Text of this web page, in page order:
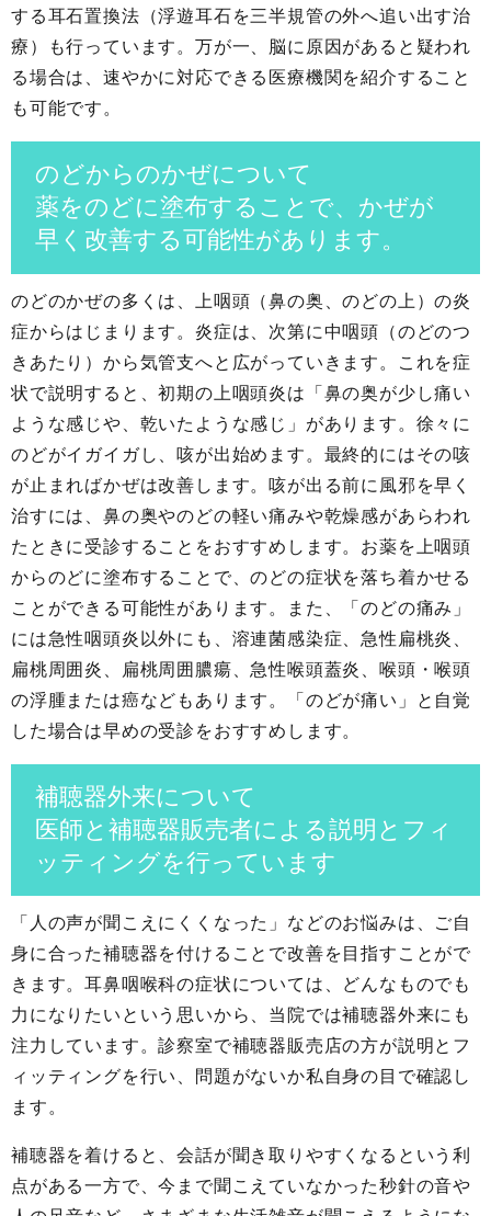
する耳石置換法（浮遊耳石を三半規管の外へ追い出す治
療）も行っています。万が一、脳に原因があると疑われ
る場合は、速やかに対応できる医療機関を紹介すること
も可能です。
のどからのかぜについて
薬をのどに塗布することで、かぜが
早く改善する可能性があります。
のどのかぜの多くは、上咽頭（鼻の奥、のどの上）の炎
症からはじまります。炎症は、次第に中咽頭（のどのつ
きあたり）から気管支へと広がっていきます。これを症
状で説明すると、初期の上咽頭炎は「鼻の奥が少し痛い
ような感じや、乾いたような感じ」があります。徐々に
のどがイガイガし、咳が出始めます。最終的にはその咳
が止まればかぜは改善します。咳が出る前に風邪を早く
治すには、鼻の奥やのどの軽い痛みや乾燥感があらわれ
たときに受診することをおすすめします。お薬を上咽頭
からのどに塗布することで、のどの症状を落ち着かせる
ことができる可能性があります。また、「のどの痛み」
には急性咽頭炎以外にも、溶連菌感染症、急性扁桃炎、
扁桃周囲炎、扁桃周囲膿瘍、急性喉頭蓋炎、喉頭・喉頭
の浮腫または癌などもあります。「のどが痛い」と自覚
した場合は早めの受診をおすすめします。
補聴器外来について
医師と補聴器販売者による説明とフィ
ッティングを行っています
「人の声が聞こえにくくなった」などのお悩みは、ご自
身に合った補聴器を付けることで改善を目指すことがで
きます。耳鼻咽喉科の症状については、どんなものでも
力になりたいという思いから、当院では補聴器外来にも
注力しています。診察室で補聴器販売店の方が説明とフ
ィッティングを行い、問題がないか私自身の目で確認し
ます。
補聴器を着けると、会話が聞き取りやすくなるという利
点がある一方で、今まで聞こえていなかった秒針の音や